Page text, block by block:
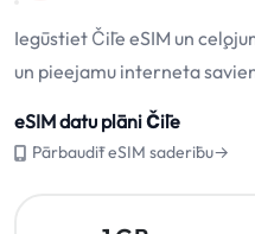
Iegūstiet Čīle eSIM un
un pieejamu interneta
eSIM datu plāni Čīle
Pārbaudīt eSIM saderību→